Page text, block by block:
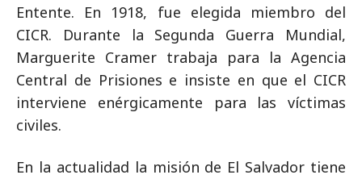
Entente. En 1918, fue elegida miembro del
CICR. Durante la Segunda Guerra Mundial,
Marguerite Cramer trabaja para la Agencia
Central de Prisiones e insiste en que el CICR
interviene enérgicamente para las víctimas
civiles.
En la actualidad la misión de El Salvador tiene